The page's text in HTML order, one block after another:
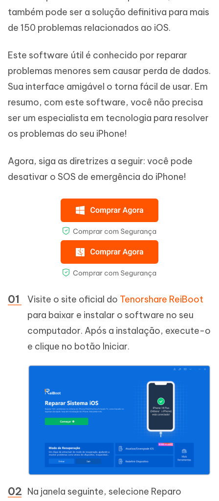
também pode ser a solução definitiva para mais
de 150 problemas relacionados ao iOS.
Este software útil é conhecido por reparar
problemas menores sem causar perda de dados.
Sua interface amigável o torna fácil de usar. Em
resumo, com este software, você não precisa
ser um especialista em tecnologia para resolver
os problemas do seu iPhone!
Agora, siga as diretrizes a seguir: você pode
desativar o SOS de emergência do iPhone!
Visite o site oficial do Tenorshare ReiBoot
para baixar e instalar o software no seu
computador. Após a instalação, execute-o
e clique no botão Iniciar.
Na janela seguinte, selecione Reparo